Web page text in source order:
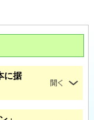
に据